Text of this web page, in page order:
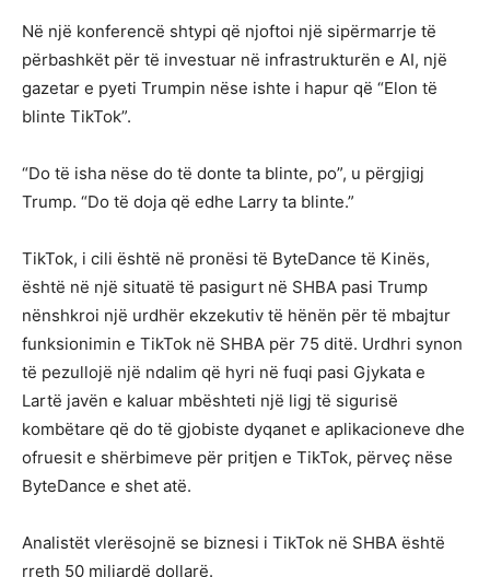
Në një konferencë shtypi që njoftoi një sipërmarrje të
përbashkët për të investuar në infrastrukturën e AI, një
gazetar e pyeti Trumpin nëse ishte i hapur që “Elon të
blinte TikTok”.
“Do të isha nëse do të donte ta blinte, po”, u përgjigj
Trump. “Do të doja që edhe Larry ta blinte.”
TikTok, i cili është në pronësi të ByteDance të Kinës,
është në një situatë të pasigurt në SHBA pasi Trump
nënshkroi një urdhër ekzekutiv të hënën për të mbajtur
funksionimin e TikTok në SHBA për 75 ditë. Urdhri synon
të pezullojë një ndalim që hyri në fuqi pasi Gjykata e
Lartë javën e kaluar mbështeti një ligj të sigurisë
kombëtare që do të gjobiste dyqanet e aplikacioneve dhe
ofruesit e shërbimeve për pritjen e TikTok, përveç nëse
ByteDance e shet atë.
Analistët vlerësojnë se biznesi i TikTok në SHBA është
rreth 50 miliardë dollarë.